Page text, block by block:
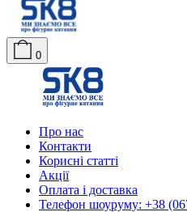
0
Про нас
Контакти
Корисні статті
Акції
Оплата і доставка
Телефон шоуруму: +38